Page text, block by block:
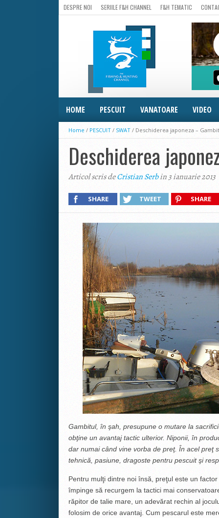
DESPRE NOI SERIILE F&H CHANNEL F&H TEMATIC
HOME PESCUIT VANATOARE VIDEO
Home / PESCUIT / SWAT / Deschiderea japoneza –
Deschiderea
Articol scris deCristian Serbin 3 ianuarie 2013
SHARE TWEET SHARE
Gambitul, în şah, presupune o mutare la
obţine un avantaj tactic ulterior. Niponii, în
dar numai când vine vorba de preţ. În acel preţ
tehnică, pasiune, dragoste pentru pescuit şi
Pentru mulţi dintre noi însă, preţul este un
împinge să recurgem la tactici mai
răpitor de talie mare, un adevărat rechin al
folosim de orice avantaj. Cum pescarul este